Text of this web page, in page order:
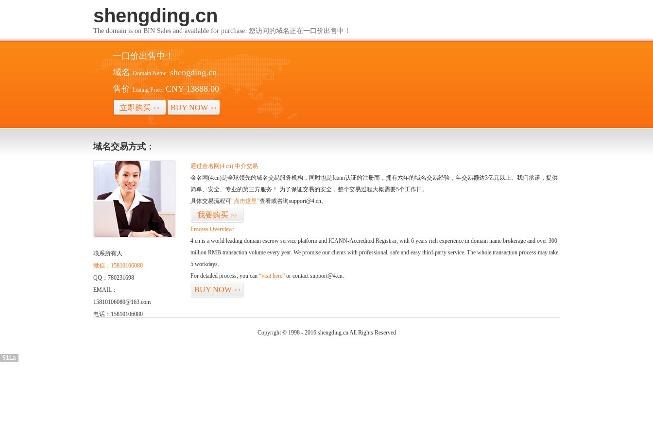
shengding.cn
The domain is on BIN Sales and available for purchase. 您访问的域名正在一口价出售中！
一口价出售中！
域名 Domain Name: shengding.cn
售价 Listing Price: CNY 13888.00
立即购买 >> BUY NOW >>
域名交易方式：
联系所有人
微信：15810106080
QQ：780231698
EMAIL：
15810106080@163.com
电话：15810106080
通过金名网(4.cn) 中介交易
金名网(4.cn)是全球领先的域名交易服务机构，同时也是Icann认证的注册商，拥有六年的域名交易经验，年交易额达3亿元以上。我们承诺，提供
简单、安全、专业的第三方服务！ 为了保证交易的安全，整个交易过程大概需要5个工作日。
具体交易流程可“点击这里”查看或咨询support@4.cn。
我要购买 >>
Process Overview:
4.cn is a world leading domain escrow service platform and ICANN-Accredited Registrar, with 6 years rich experience in domain name brokerage and over 300
million RMB transaction volume every year. We promise our clients with professional, safe and easy third-party service. The whole transaction process may take
5 workdays.
For detailed process, you can “visit here” or contact support@4.cn.
BUY NOW >>
Copyright © 1998 - 2016 shengding.cn All Rights Reserved
51La